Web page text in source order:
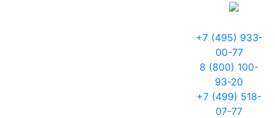
+7 (495) 933-
00-77
8 (800) 100-
93-20
+7 (499) 518-
07-77